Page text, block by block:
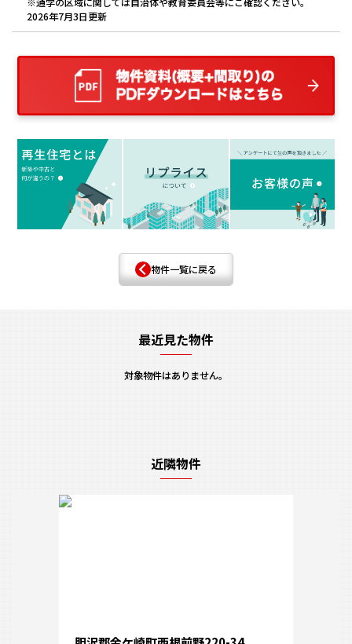
2026年7月3日更新
物件一覧に戻る
最近見た物件
対象物件はありません。
近隣物件